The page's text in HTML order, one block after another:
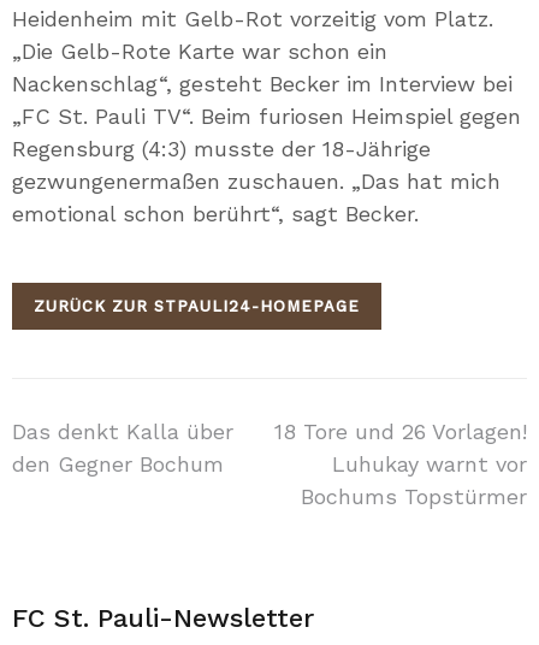
Heidenheim mit Gelb-Rot vorzeitig vom Platz.
„Die Gelb-Rote Karte war schon ein
Nackenschlag“, gesteht Becker im Interview bei
„FC St. Pauli TV“. Beim furiosen Heimspiel gegen
Regensburg (4:3) musste der 18-Jährige
gezwungenermaßen zuschauen. „Das hat mich
emotional schon berührt“, sagt Becker.
ZURÜCK ZUR STPAULI24-HOMEPAGE
Beitragsnavigation
Das denkt Kalla über
den Gegner Bochum
18 Tore und 26 Vorlagen!
Luhukay warnt vor
Bochums Topstürmer
FC St. Pauli-Newsletter